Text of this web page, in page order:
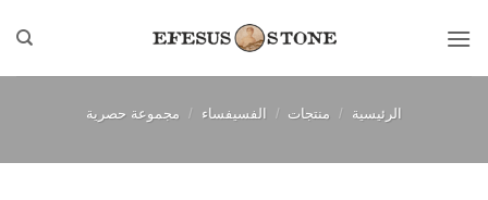
للمحتوى
الرئيسية / منتجات / الفسيفساء / مجموعة حصرية